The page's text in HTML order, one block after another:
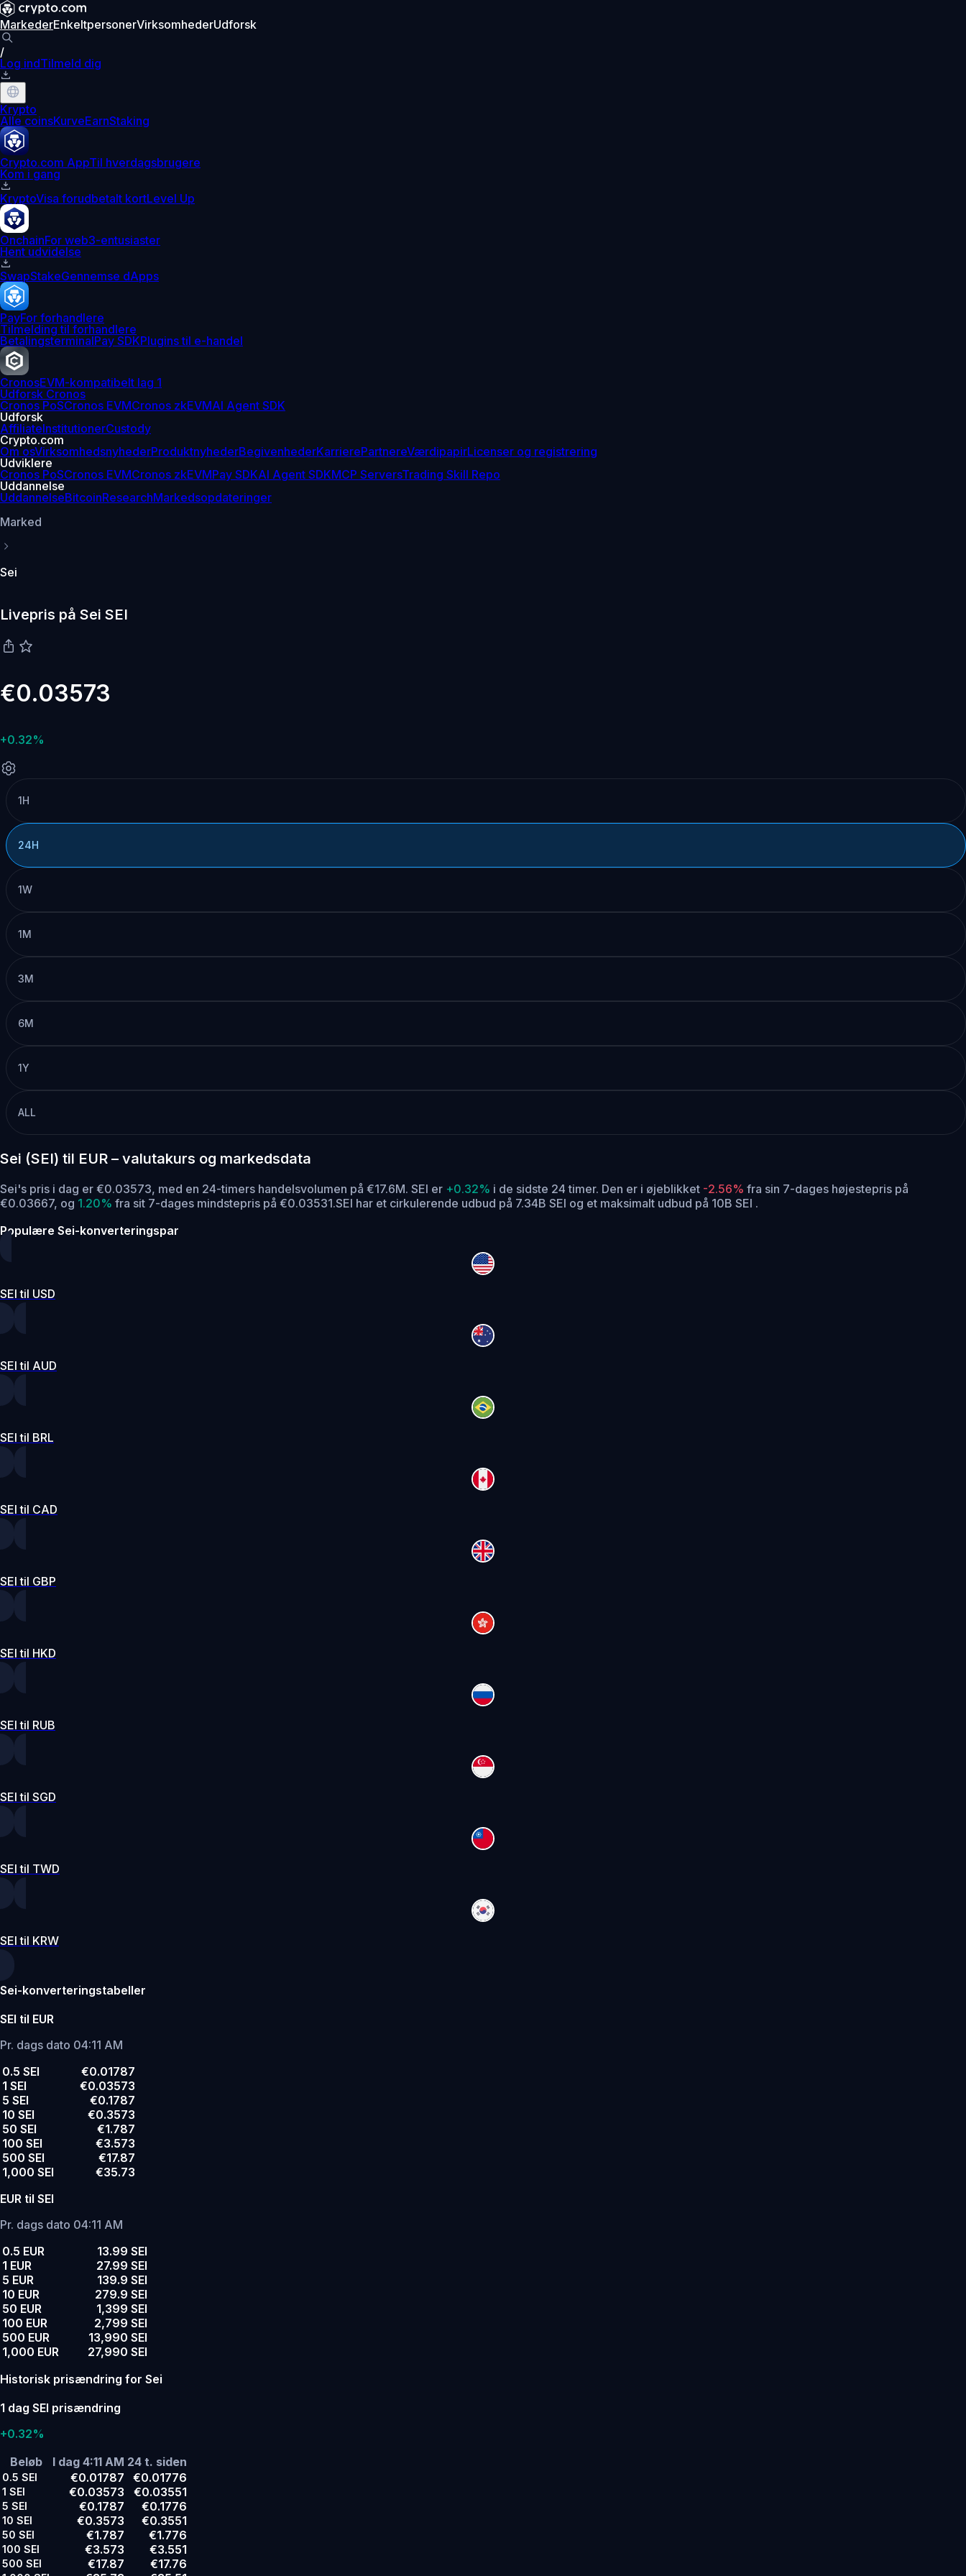
MarkederEnkeltpersonerVirksomhederUdforsk
/
Log indTilmeld dig
Krypto
Alle coinsKurveEarnStaking
Crypto.com AppTil hverdagsbrugere
Kom i gang
KryptoVisa forudbetalt kortLevel Up
OnchainFor web3-entusiaster
Hent udvidelse
SwapStakeGennemse dApps
PayFor forhandlere
Tilmelding til forhandlere
BetalingsterminalPay SDKPlugins til e-handel
CronosEVM-kompatibelt lag 1
Udforsk Cronos
Cronos PoSCronos EVMCronos zkEVMAI Agent SDK
Udforsk
AffiliateInstitutionerCustody
Crypto.com
Om osVirksomhedsnyhederProduktnyhederBegivenhederKarrierePartnereVærdipapirLicenser og registrering
Udviklere
Cronos PoSCronos EVMCronos zkEVMPay SDKAI Agent SDKMCP ServersTrading Skill Repo
Uddannelse
UddannelseBitcoinResearchMarkedsopdateringer
Marked
Sei
Livepris på Sei SEI
€0.03573
+0.32%
1H
24H
1W
1M
3M
6M
1Y
ALL
Sei (SEI) til EUR – valutakurs og markedsdata
Sei's pris i dag er €0.03573, med en 24-timers handelsvolumen på €17.6M. SEI er +0.32% i de sidste 24 timer. Den er i øjeblikket -2.56% fra sin 7-dages højestepris på
€0.03667, og 1.20% fra sit 7-dages mindstepris på €0.03531.SEI har et cirkulerende udbud på 7.34B SEI og et maksimalt udbud på 10B SEI .
Populære Sei-konverteringspar
SEI til USD
SEI til AUD
SEI til BRL
SEI til CAD
SEI til GBP
SEI til HKD
SEI til RUB
SEI til SGD
SEI til TWD
SEI til KRW
Sei-konverteringstabeller
SEI til EUR
Pr. dags dato 04:11 AM
0.5 SEI
€0.01787
1 SEI
€0.03573
5 SEI
€0.1787
10 SEI
€0.3573
50 SEI
€1.787
100 SEI
€3.573
500 SEI
€17.87
1,000 SEI
€35.73
EUR til SEI
Pr. dags dato 04:11 AM
0.5 EUR
13.99 SEI
1 EUR
27.99 SEI
5 EUR
139.9 SEI
10 EUR
279.9 SEI
50 EUR
1,399 SEI
100 EUR
2,799 SEI
500 EUR
13,990 SEI
1,000 EUR
27,990 SEI
Historisk prisændring for Sei
1 dag SEI prisændring
+0.32%
Beløb
I dag 4:11 AM 24 t. siden
0.5 SEI €0.01787 €0.01776
1 SEI €0.03573 €0.03551
5 SEI €0.1787 €0.1776
10 SEI €0.3573 €0.3551
50 SEI €1.787 €1.776
100 SEI €3.573 €3.551
500 SEI €17.87 €17.76